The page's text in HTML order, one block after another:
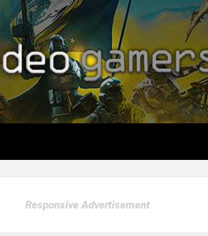
Responsive Advertisement